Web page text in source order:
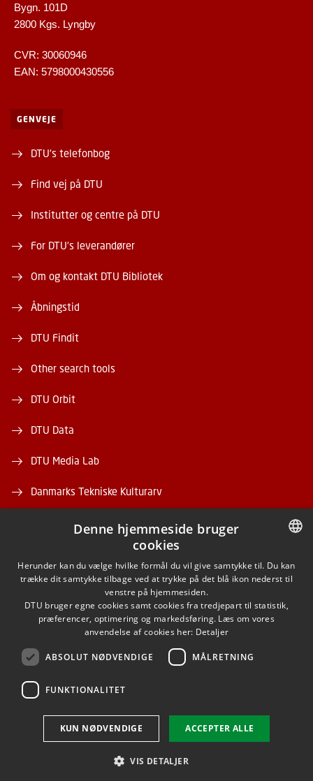
Bygn. 101D
2800 Kgs. Lyngby
CVR: 30060946
EAN: 5798000430556
GENVEJE
DTU's telefonbog
Find vej på DTU
Institutter og centre på DTU
For DTU's leverandører
Om og kontakt DTU Bibliotek
Åbningstid
DTU Findit
Other search tools
DTU Orbit
DTU Data
DTU Media Lab
Danmarks Tekniske Kulturarv
FACEBOOK
INSTAGRAM
LINKEDIN
Tilgængelighedserklæring
DANISH
ENGLISH
Denne hjemmeside bruger
cookies
Herunder kan du vælge hvilke formål du vil give samtykke til. Du kan
trække dit samtykke tilbage ved at trykke på det blå ikon nederst til
venstre på hjemmesiden.
DTU bruger egne cookies samt cookies fra tredjepart til statistik,
præferencer, optimering og markedsføring. Læs om vores
anvendelse af cookies her: Detaljer
ABSOLUT NØDVENDIGE MÅLRETNING
FUNKTIONALITET
ACCEPTER ALLE
KUN NØDVENDIGE
VIS DETALJER